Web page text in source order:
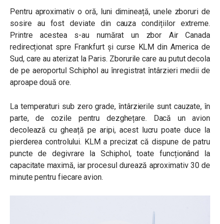
Pentru aproximativ o oră, luni dimineață, unele zboruri de
sosire au fost deviate din cauza condițiilor extreme.
Printre acestea s-au numărat un zbor Air Canada
redirecționat spre Frankfurt și curse KLM din America de
Sud, care au aterizat la Paris. Zborurile care au putut decola
de pe aeroportul Schiphol au înregistrat întârzieri medii de
aproape două ore.
La temperaturi sub zero grade, întârzierile sunt cauzate, în
parte, de cozile pentru dezghețare. Dacă un avion
decolează cu gheață pe aripi, acest lucru poate duce la
pierderea controlului. KLM a precizat că dispune de patru
puncte de degivrare la Schiphol, toate funcționând la
capacitate maximă, iar procesul durează aproximativ 30 de
minute pentru fiecare avion.